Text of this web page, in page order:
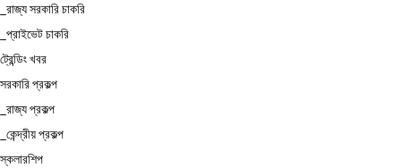
_রাজ্য সরকারি চাকরি
_প্রাইভেট চাকরি
ট্রেন্ডিং খবর
সরকারি প্রকল্প
_রাজ্য প্রকল্প
_কেন্দ্রীয় প্রকল্প
স্কলারশিপ